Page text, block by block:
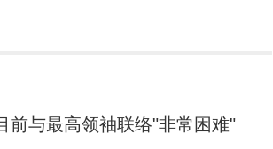
前与最高领袖联络"非常困难"